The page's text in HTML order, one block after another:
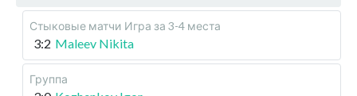
Стыковые матчи Игра за 3-4 места
3:2 Maleev Nikita
Группа